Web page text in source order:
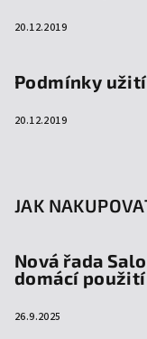
20.12.2019
Podmínky
20.12.2019
JAK
Nová řada
domácí použití
26.9.2025